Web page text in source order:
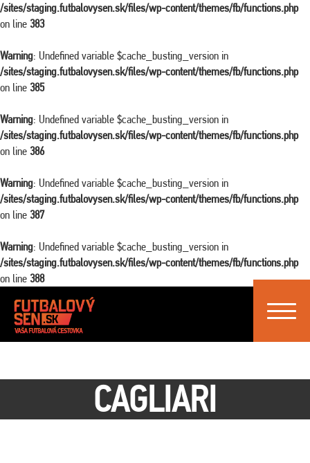
/sites/staging.futbalovysen.sk/files/wp-content/themes/fb/functions.php
on line 383
Warning: Undefined variable $cache_busting_version in
/sites/staging.futbalovysen.sk/files/wp-content/themes/fb/functions.php
on line 385
Warning: Undefined variable $cache_busting_version in
/sites/staging.futbalovysen.sk/files/wp-content/themes/fb/functions.php
on line 386
Warning: Undefined variable $cache_busting_version in
/sites/staging.futbalovysen.sk/files/wp-content/themes/fb/functions.php
on line 387
Warning: Undefined variable $cache_busting_version in
/sites/staging.futbalovysen.sk/files/wp-content/themes/fb/functions.php
on line 388
Toggle
CAGLIARI